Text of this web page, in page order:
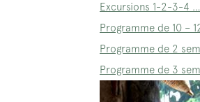
Excursions 1-2-3-4
Programme de 10 –
Programme de 2
Programme de 3